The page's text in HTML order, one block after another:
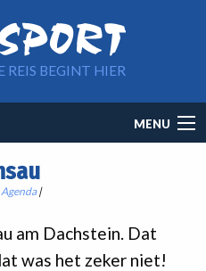
REIS BEGINT HIER
MENU
Agenda|
am Dachstein. Dat
was het zeker niet!